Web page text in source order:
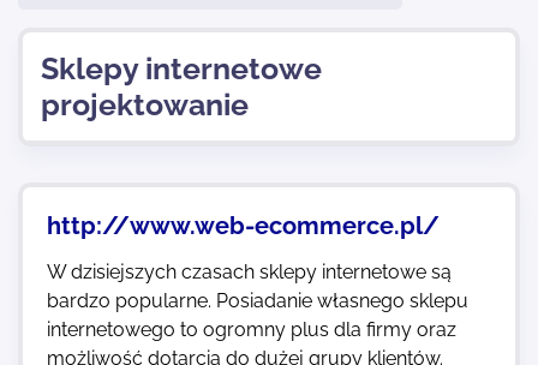
Dodaj stronę
Sklepy internetowe
projektowanie
http://www.web-ecommerce.pl/
W dzisiejszych czasach sklepy internetowe są
bardzo popularne. Posiadanie własnego sklepu
internetowego to ogromny plus dla firmy oraz
możliwość dotarcia do dużej grupy klientów.